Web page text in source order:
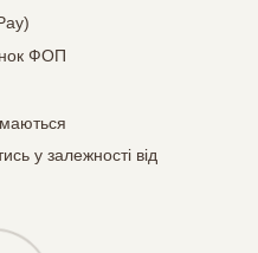
ФОП
у залежності від